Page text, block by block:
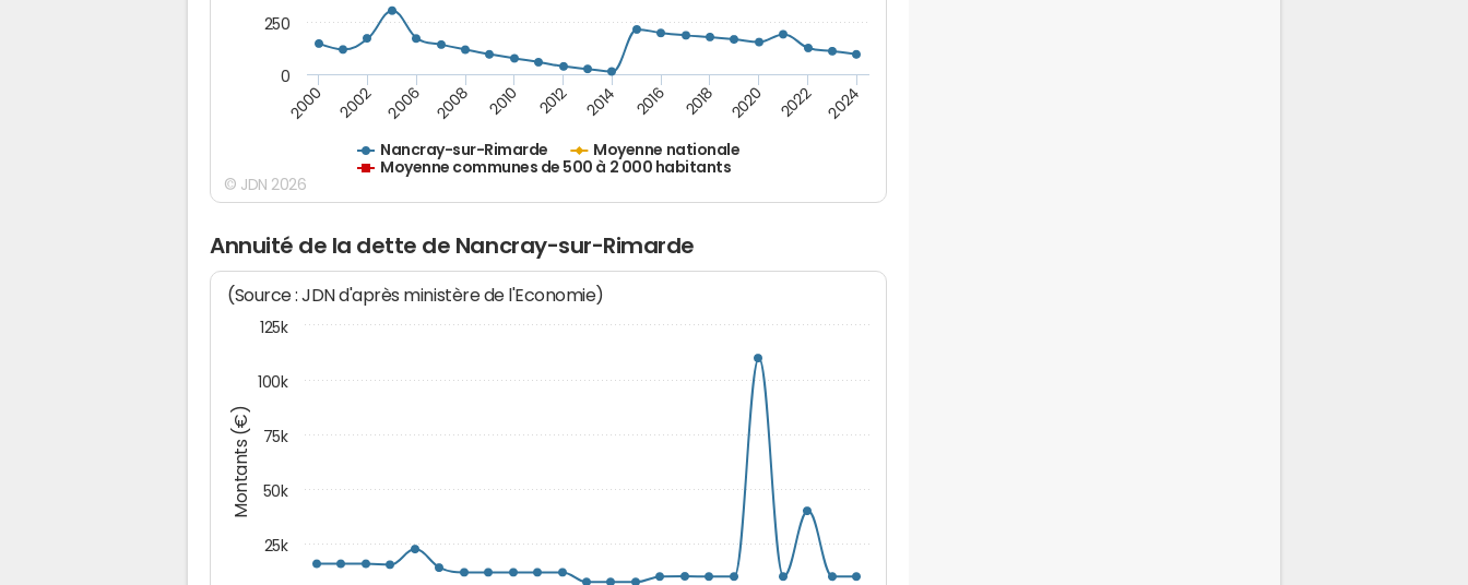
Nancray-sur-Rimarde
Moyenne nationale
Moyenne communes de 500 à 2 000 habitants
2000 2002 2006 2008 2010 2012 2014 2016 2018 2020 2022 2024
0
250
© JDN 2026
Annuité de la dette de Nancray-sur-Rimarde
Montants (€)
(Source : JDN d'après ministère de l'Economie)
25k
50k
75k
100k
125k